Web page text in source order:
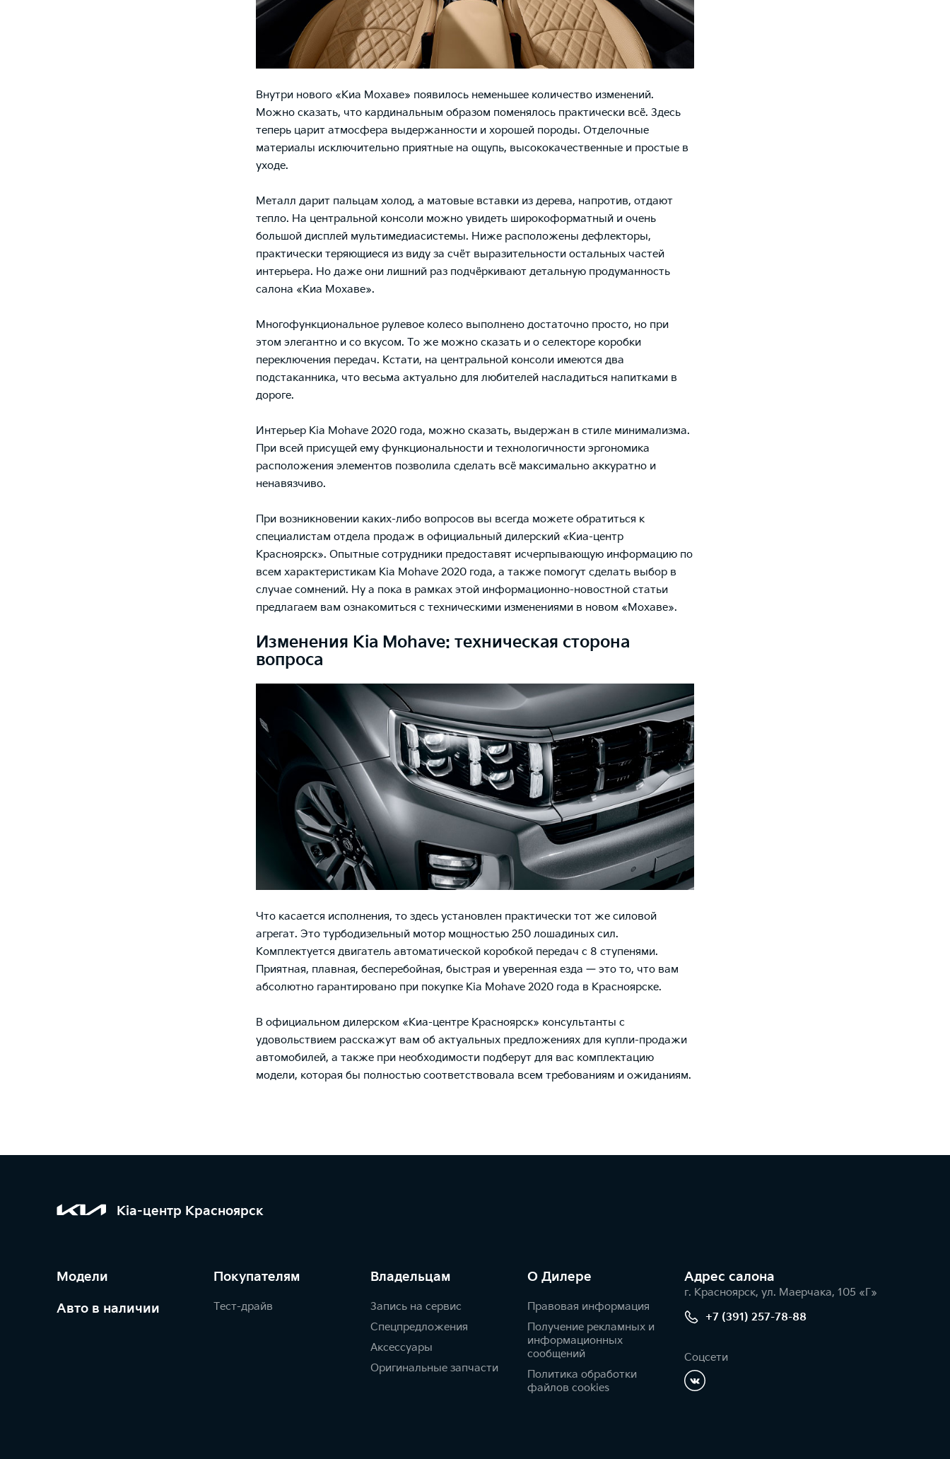
Внутри нового «Киа Мохаве» появилось неменьшее количество изменений.
Можно сказать, что кардинальным образом поменялось практически всё. Здесь
теперь царит атмосфера выдержанности и хорошей породы. Отделочные
материалы исключительно приятные на ощупь, высококачественные и простые в
уходе.
Металл дарит пальцам холод, а матовые вставки из дерева, напротив, отдают
тепло. На центральной консоли можно увидеть широкоформатный и очень
большой дисплей мультимедиасистемы. Ниже расположены дефлекторы,
практически теряющиеся из виду за счёт выразительности остальных частей
интерьера. Но даже они лишний раз подчёркивают детальную продуманность
салона «Киа Мохаве».
Многофункциональное рулевое колесо выполнено достаточно просто, но при
этом элегантно и со вкусом. То же можно сказать и о селекторе коробки
переключения передач. Кстати, на центральной консоли имеются два
подстаканника, что весьма актуально для любителей насладиться напитками в
дороге.
Интерьер Kia Mohave 2020 года, можно сказать, выдержан в стиле минимализма.
При всей присущей ему функциональности и технологичности эргономика
расположения элементов позволила сделать всё максимально аккуратно и
ненавязчиво.
При возникновении каких-либо вопросов вы всегда можете обратиться к
специалистам отдела продаж в официальный дилерский «Киа-центр
Красноярск». Опытные сотрудники предоставят исчерпывающую информацию по
всем характеристикам Kia Mohave 2020 года, а также помогут сделать выбор в
случае сомнений. Ну а пока в рамках этой информационно-новостной статьи
предлагаем вам ознакомиться с техническими изменениями в новом «Мохаве».
Изменения Kia Mohave: техническая сторона
вопроса
Что касается исполнения, то здесь установлен практически тот же силовой
агрегат. Это турбодизельный мотор мощностью 250 лошадиных сил.
Комплектуется двигатель автоматической коробкой передач с 8 ступенями.
Приятная, плавная, бесперебойная, быстрая и уверенная езда — это то, что вам
абсолютно гарантировано при покупке Kia Mohave 2020 года в Красноярске.
В официальном дилерском «Киа-центре Красноярск» консультанты с
удовольствием расскажут вам об актуальных предложениях для купли-продажи
автомобилей, а также при необходимости подберут для вас комплектацию
модели, которая бы полностью соответствовала всем требованиям и ожиданиям.
Kia-центр Красноярск
Модели
Авто в наличии
Покупателям
Тест-драйв
Владельцам
Запись на сервис
Спецпредложения
Аксессуары
Оригинальные запчасти
О Дилере
Правовая информация
Получение рекламных и
информационных
сообщений
Политика обработки
файлов cookies
Адрес салонa
г. Красноярск, ул. Маерчака, 105 «Г»
+7 (391) 257-78-88
Соцсети